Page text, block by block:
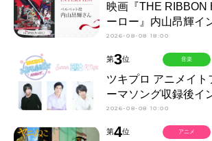
映画『THE RIBBON
ーロー』内山昂輝イ
2026-08-08 18:00
第3位
ツキプロ アニメイト
ーマソング収録後イ
2026-08-08 10:00
音楽
第4位 アニメ